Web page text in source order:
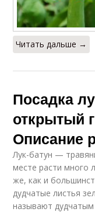
Читать дальше →
Посадка
открытый
Описание
Лук-батун —
месте расти много
же, как и
дудчатые листья
называют